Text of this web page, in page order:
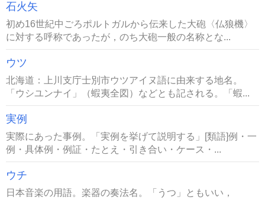
石火矢
初め16世紀中ごろポルトガルから伝来した大砲〈仏狼機〉
に対する呼称であったが，のち大砲一般の名称とな...
ウツ
北海道：上川支庁士別市ウツアイヌ語に由来する地名。
「ウシユンナイ」（蝦夷全図）などとも記される。「蝦...
実例
実際にあった事例。「実例を挙げて説明する」[類語]例・一
例・具体例・例証・たとえ・引き合い・ケース・...
ウチ
日本音楽の用語。楽器の奏法名。「うつ」ともいい，